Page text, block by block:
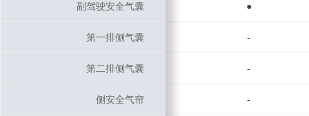
副驾驶安全气囊 ●
第一排侧气囊 -
第二排侧气囊 -
侧安全气帘 -
副驾驶安全气囊
第一排侧气囊
第二排侧气囊
侧安全气帘